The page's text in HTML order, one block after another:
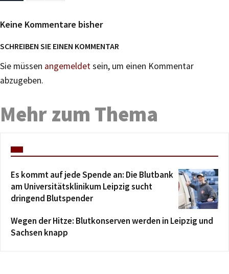
Keine Kommentare bisher
SCHREIBEN SIE EINEN KOMMENTAR
Sie müssen angemeldetsein, um einen Kommentar
abzugeben.
Mehr zum Thema
Es kommt auf jede Spende an: Die Blutbank
am Universitätsklinikum Leipzig sucht
dringend Blutspender
Wegen der Hitze: Blutkonserven werden in Leipzig und
Sachsen knapp